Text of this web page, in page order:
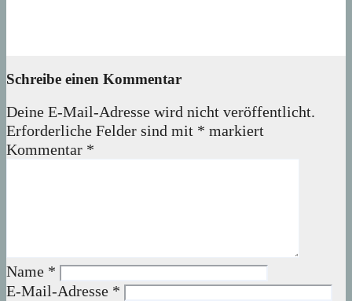
Schreibe einen Kommentar
Deine E-Mail-Adresse wird nicht veröffentlicht.
Erforderliche Felder sind mit * markiert
Kommentar *
Name *
E-Mail-Adresse *